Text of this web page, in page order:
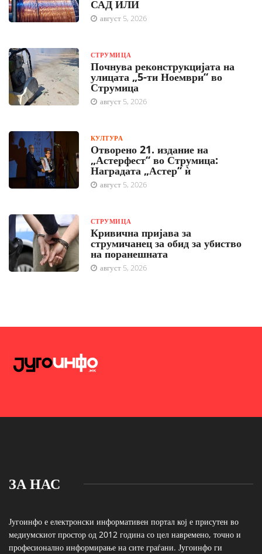
САД ИЛИ
август 5, 2026
СТРУМИЦА
Почнува реконструкцијата на
улицата „5-ти Ноември“ во
Струмица
август 5, 2026
КУЛТУРА
Отворено 21. издание на
„Астерфест“ во Струмица:
Наградата „Астер“ ѝ
август 5, 2026
СТРУМИЦА
Кривична пријава за
струмичанец за обид за убиство
на поранешната
август 5, 2026
ЗА НАС
Југоинфо е електронски информативен портал кој е присутен во
медиумскиот простор од 2012 година со цел навремено, точно и
професионално информирање на сите граѓани. Југоинфо ги